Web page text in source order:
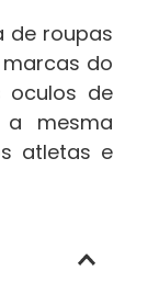
de roupas
do
oculos de
mesma
atletas e